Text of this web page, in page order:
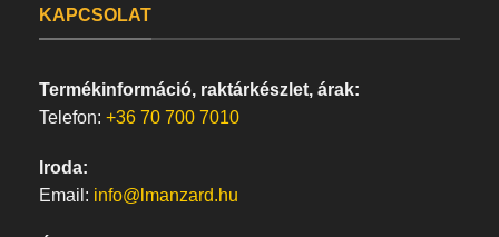
KAPCSOLAT
Termékinformáció, raktárkészlet, árak:
Telefon: +36 70 700 7010
Iroda:
Email: info@lmanzard.hu